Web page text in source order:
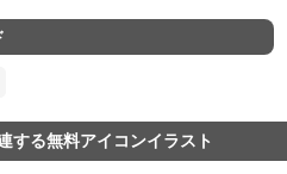
する無料アイコンイラスト